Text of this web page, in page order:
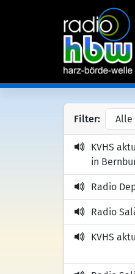
Filter:
KVHS
in
Radio
Radio
KVHS